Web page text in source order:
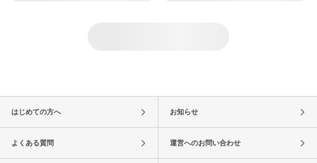
はじめての方へ お知らせ
よくある質問 運営へのお問い合わせ